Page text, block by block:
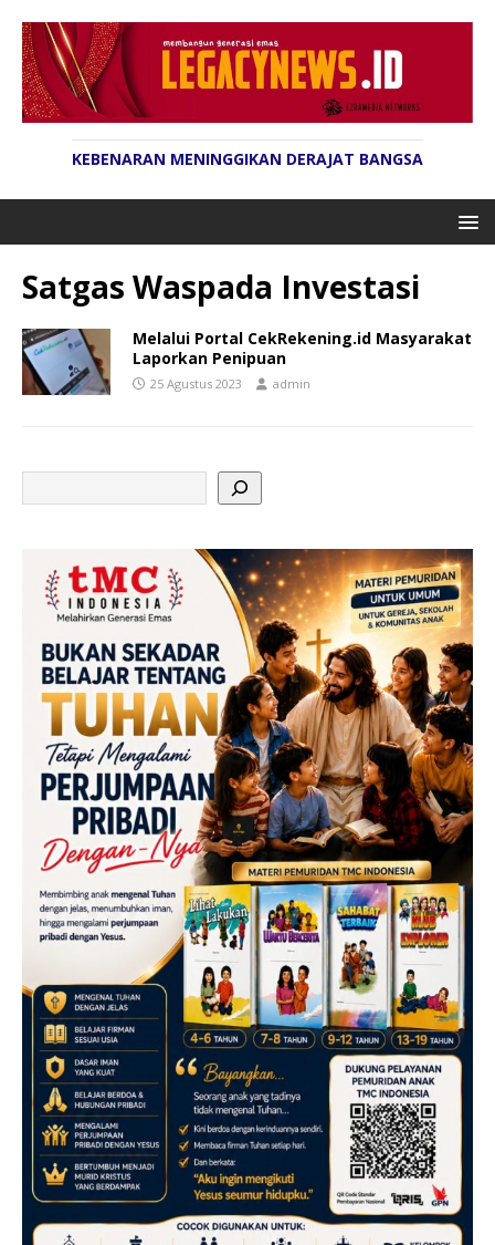
KEBENARAN MENINGGIKAN DERAJAT BANGSA
Satgas Waspada Investasi
Melalui Portal CekRekening.id Masyarakat
Laporkan Penipuan
25 Agustus 2023 admin